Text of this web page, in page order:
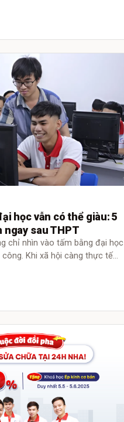
học vẫn có thể giàu: 5
ngay sau THPT
chỉ nhìn vào tấm bằng đại học
Khi xã hội càng thực tế…